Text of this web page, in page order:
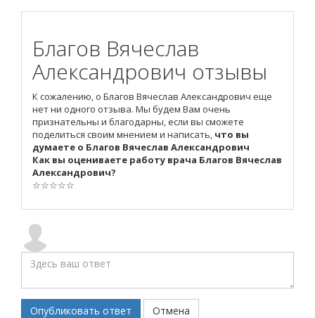
Благов Вячеслав
Александрович отзывы
К сожалению, о Благов Вячеслав Александрович еще
нет ни одного отзыва. Мы будем Вам очень
признательны и благодарны, если вы сможете
поделиться своим мнением и написать, что вы
думаете о Благов Вячеслав Александрович
Как вы оцениваете работу врача Благов Вячеслав
Александрович?
☆☆☆☆☆
Опубликовать ответ Отмена